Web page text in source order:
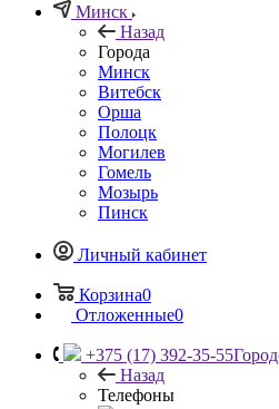
Минск
Назад
Города
Минск
Витебск
Орша
Полоцк
Могилев
Гомель
Мозырь
Пинск
Личный кабинет
Корзина0
Отложенные0
+375 (17) 392-35-55
Назад
Телефоны